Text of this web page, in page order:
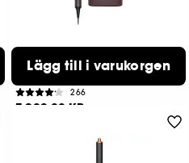
Airwrap co-anda 2x
266
7.209,00 KR
Lägg till i varukorgen